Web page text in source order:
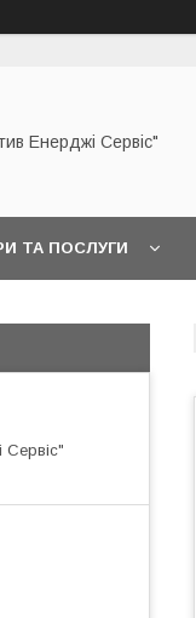
Енерджі Сервіс"
ТА ПОСЛУГИ